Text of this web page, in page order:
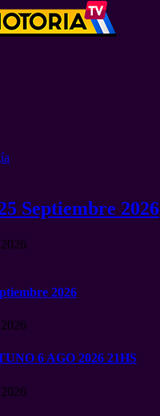
Septiembre 2026
2026
6 AGO 2026 21HS